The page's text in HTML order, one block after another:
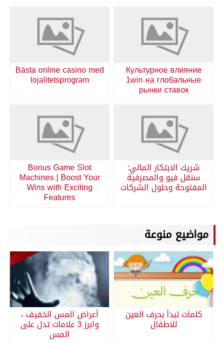
Культурное влияние
1win на глобальные
рынки ставок
Bästa online casino med
lojalitetsprogram
شريك الابتكار المالي:
سنقل فيو والمصرفية
المفتوحة وحلول الشركات
Bonus Game Slot
Machines | Boost Your
Wins with Exciting
Features
مواضيع منوعة
كلمات تبدأ بحرف العين
للاطفال
أعراض المس الخفيف ،
وابرز 3 علامات تدل على
المس